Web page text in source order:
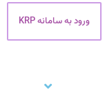
ورود به سامانه KRP